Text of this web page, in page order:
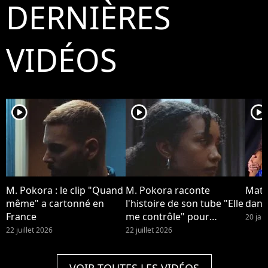
Bestimage
DERNIÈRES
VIDÉOS
player2
M. Pokora : le clip "Quand
même" a cartonné en
France
22 juillet 2026
player2
M. Pokora raconte
l'histoire de son tube "Elle
me contrôle" pour
Purecharts.
22 juillet 2026
player2
20